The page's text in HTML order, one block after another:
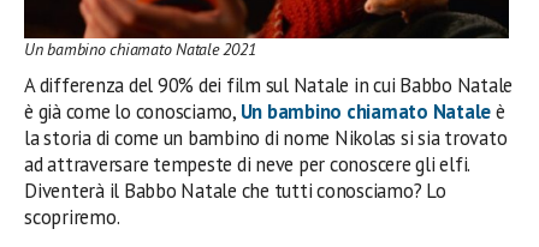
Un bambino chiamato Natale 2021
A differenza del 90% dei film sul Natale in cui Babbo Natale
è già come lo conosciamo, Un bambino chiamato Nataleè
la storia di come un bambino di nome Nikolas si sia trovato
ad attraversare tempeste di neve per conoscere gli elfi.
Diventerà il Babbo Natale che tutti conosciamo? Lo
scopriremo.